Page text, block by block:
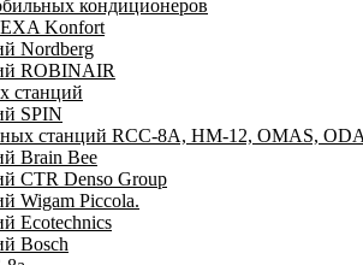
кондиционеров
Konfort
Nordberg
ROBINAIR
станций
SPIN
станций RCC-8A, HM-12, OMAS,
Brain Bee
CTR Denso Group
Wigam Piccola.
Ecotechnics
Bosch